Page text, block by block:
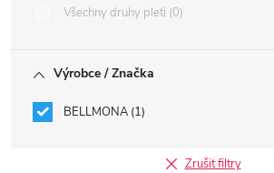
Všechny druhy pleti 0
Výrobce / Značka
BELLMONA 1
Zrušit filtry